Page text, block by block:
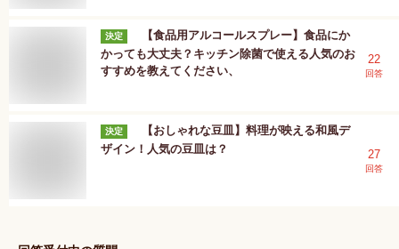
決定
【食品用アルコールスプレー】食品にか
かっても大丈夫？キッチン除菌で使える人気のお
すすめを教えてください、
22
回答
決定
【おしゃれな豆皿】料理が映える和風デ
ザイン！人気の豆皿は？
27
回答